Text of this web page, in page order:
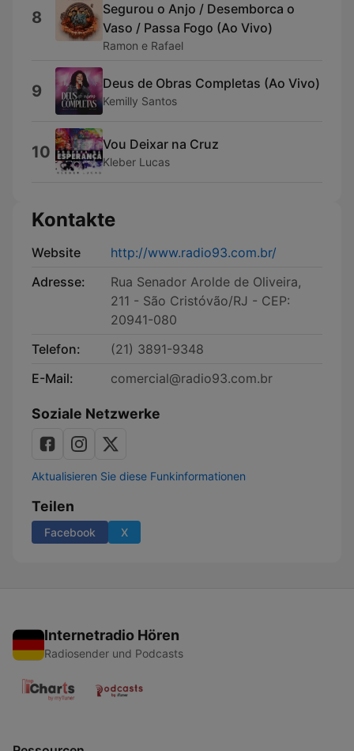
8
Segurou o Anjo / Desemborca o
Vaso / Passa Fogo (Ao Vivo)
Ramon e Rafael
9 Deus de Obras Completas (Ao Vivo)
Kemilly Santos
10 Vou Deixar na Cruz
Kleber Lucas
Kontakte
Website
http://www.radio93.com.br/
Adresse:
Rua Senador Arolde de Oliveira,
211 - São Cristóvão/RJ - CEP:
20941-080
Telefon:
(21) 3891-9348
E-Mail:
comercial@radio93.com.br
Soziale Netzwerke
Aktualisieren Sie diese Funkinformationen
Teilen
Facebook X
Internetradio Hören
Radiosender und Podcasts